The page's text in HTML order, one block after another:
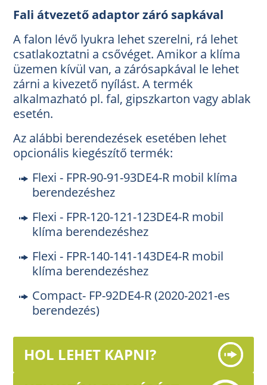
Fali átvezető adaptor záró sapkával
A falon lévő lyukra lehet szerelni, rá lehet
csatlakoztatni a csővéget. Amikor a klíma
üzemen kívül van, a zárósapkával le lehet
zárni a kivezető nyílást. A termék
alkalmazható pl. fal, gipszkarton vagy ablak
esetén.
Az alábbi berendezések esetében lehet
opcionális kiegészítő termék:
Flexi - FPR-90-91-93DE4-R mobil klíma
berendezéshez
Flexi - FPR-120-121-123DE4-R mobil
klíma berendezéshez
Flexi - FPR-140-141-143DE4-R mobil
klíma berendezéshez
Compact- FP-92DE4-R (2020-2021-es
berendezés)
HOL LEHET KAPNI?